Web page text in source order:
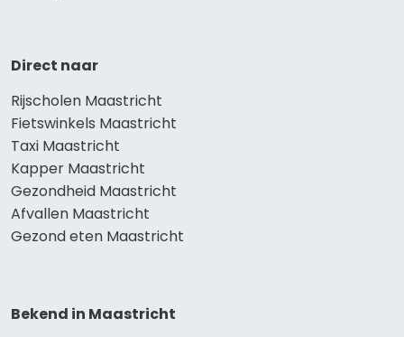
Direct naar
Rijscholen Maastricht
Fietswinkels Maastricht
Taxi Maastricht
Kapper Maastricht
Gezondheid Maastricht
Afvallen Maastricht
Gezond eten Maastricht
Bekend in Maastricht